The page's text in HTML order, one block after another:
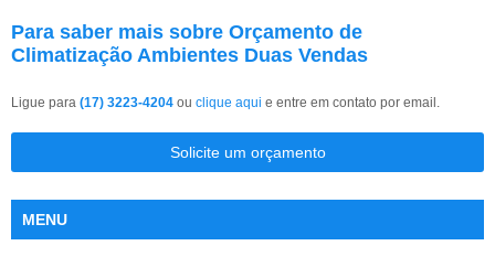
Para saber mais sobre Orçamento de
Climatização Ambientes Duas Vendas
Ligue para (17) 3223-4204 ou clique aqui e entre em contato por email.
Solicite um orçamento
MENU